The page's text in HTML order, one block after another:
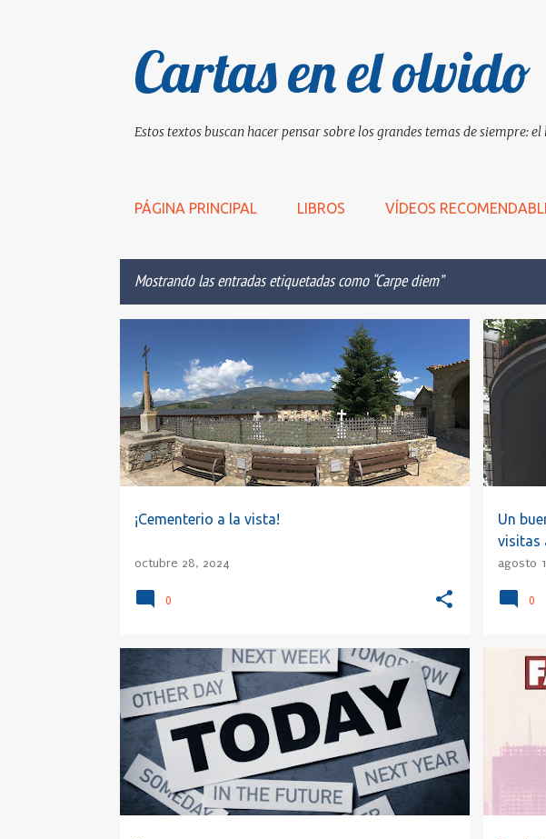
Cartas en el olvido
Estos textos buscan hacer pensar sobre los grandes temas de siempre:
PÁGINA PRINCIPAL LIBROS VÍDEOS
Mostrando las entradas etiquetadas como Carpe diem
r
a
d
a
s
¡Cementerio a la vista!
octubre 28, 2024
ANTINATURAL CEMENTERIO
0
Un
visitas
agosto
0
AHORA CAMINO CARPE DIEM EDUCACIÓN +2